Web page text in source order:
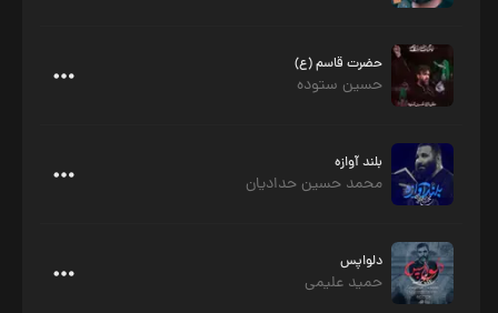
حضرت قاسم (ع)
حسین ستوده
بلند آوازه
محمد حسین حدادیان
دلواپس
حمید علیمی